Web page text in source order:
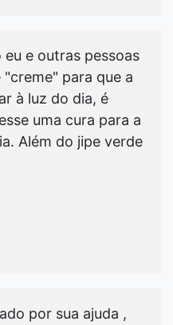
e outras pessoas
para que a
à luz do dia, é
uma cura para a
Além do jipe verde
por sua ajuda ,